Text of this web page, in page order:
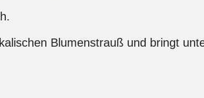
Blumenstrauß und bringt